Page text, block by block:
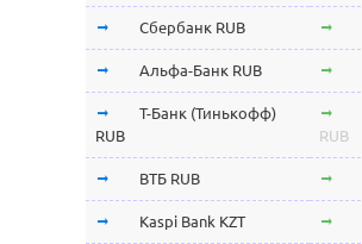
Сбербанк RUB
Альфа-Банк RUB
Т-Банк (Тинькофф)
RUB
RUB
ВТБ RUB
Kaspi Bank KZT